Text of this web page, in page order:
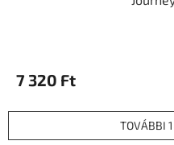
7 320 Ft
TOVÁBBI